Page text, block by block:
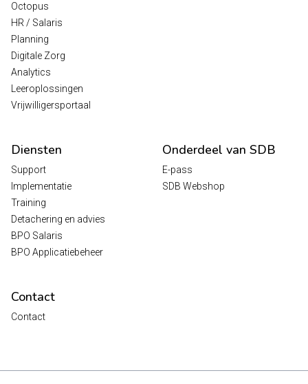
Octopus
HR / Salaris
Planning
Digitale Zorg
Analytics
Leeroplossingen
Vrijwilligersportaal
Diensten
Support
Implementatie
Training
Detachering en advies
BPO Salaris
BPO Applicatiebeheer
Onderdeel van SDB
E-pass
SDB Webshop
Contact
Contact